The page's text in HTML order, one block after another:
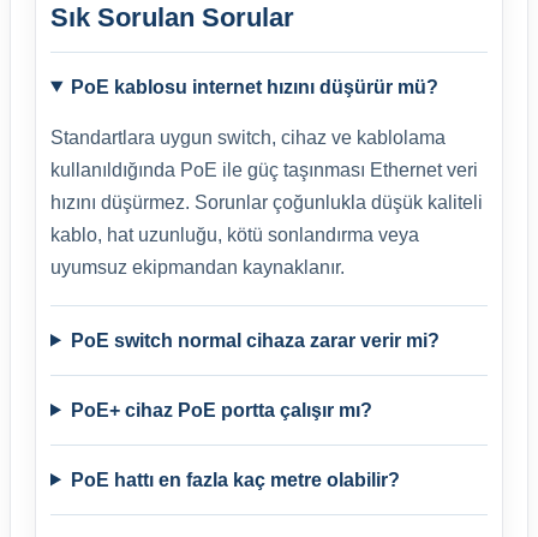
Sık Sorulan Sorular
PoE kablosu internet hızını düşürür mü?
Standartlara uygun switch, cihaz ve kablolama
kullanıldığında PoE ile güç taşınması Ethernet veri
hızını düşürmez. Sorunlar çoğunlukla düşük kaliteli
kablo, hat uzunluğu, kötü sonlandırma veya
uyumsuz ekipmandan kaynaklanır.
PoE switch normal cihaza zarar verir mi?
PoE+ cihaz PoE portta çalışır mı?
PoE hattı en fazla kaç metre olabilir?